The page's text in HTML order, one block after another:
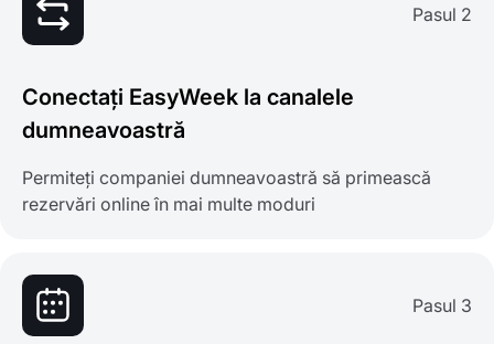
Pasul 2
Conectați EasyWeek la canalele
dumneavoastră
Permiteți companiei dumneavoastră să primească
rezervări online în mai multe moduri
Pasul 3